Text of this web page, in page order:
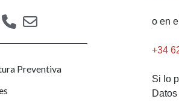
phoneemail-
Preventiva
o en
+34
Si lo